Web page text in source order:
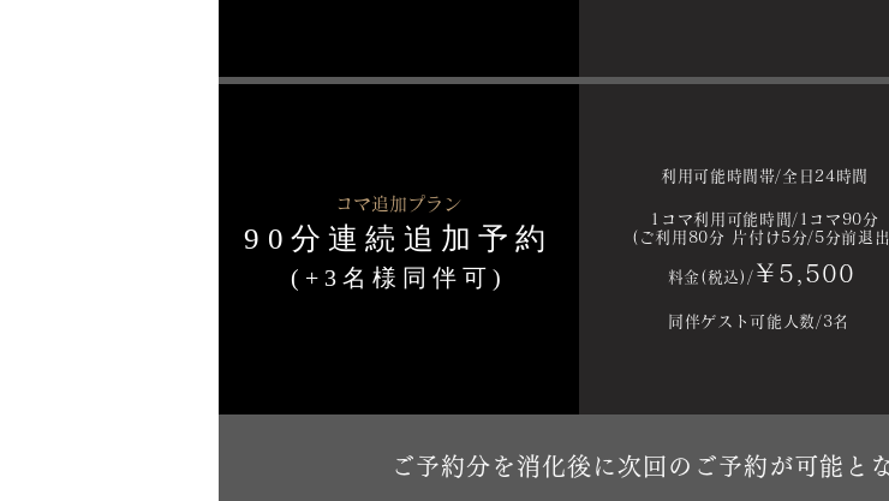
コマ追加 プラン
90分連続追加予約
​(+3名様同伴可)
利用可能時間帯/全日24時間
1 コマ利用可能時間/1コマ90分
(ご利用80分 片付け5分/5分前退
料金(税込)/ ￥5,500
同伴ゲスト可能人数/3名
ご予約分を消化後に次回のご予約が可能と